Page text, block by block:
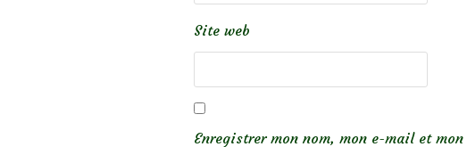
Site web
Enregistrer mon nom, mon e-mail et